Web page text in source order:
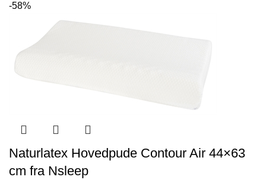
-58%
Naturlatex Hovedpude Contour Air 44×63
cm fra Nsleep